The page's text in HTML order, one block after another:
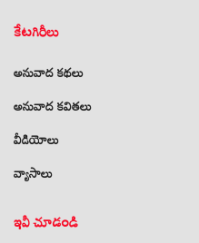
కేటగిరీలు
అనువాద కథలు
అనువాద కవితలు
వీడియోలు
వ్యాసాలు
ఇవీ చూడండి